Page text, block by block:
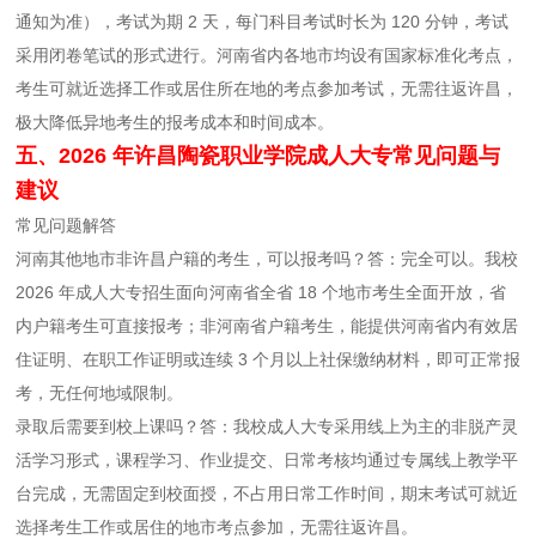
通知为准），考试为期 2 天，每门科目考试时长为 120 分钟，考试
采用闭卷笔试的形式进行。河南省内各地市均设有国家标准化考点，
考生可就近选择工作或居住所在地的考点参加考试，无需往返许昌，
极大降低异地考生的报考成本和时间成本。
五、2026 年许昌陶瓷职业学院成人大专常见问题与
建议
常见问题解答
河南其他地市非许昌户籍的考生，可以报考吗？答：完全可以。我校
2026 年成人大专招生面向河南省全省 18 个地市考生全面开放，省
内户籍考生可直接报考；非河南省户籍考生，能提供河南省内有效居
住证明、在职工作证明或连续 3 个月以上社保缴纳材料，即可正常报
考，无任何地域限制。
录取后需要到校上课吗？答：我校成人大专采用线上为主的非脱产灵
活学习形式，课程学习、作业提交、日常考核均通过专属线上教学平
台完成，无需固定到校面授，不占用日常工作时间，期末考试可就近
选择考生工作或居住的地市考点参加，无需往返许昌。